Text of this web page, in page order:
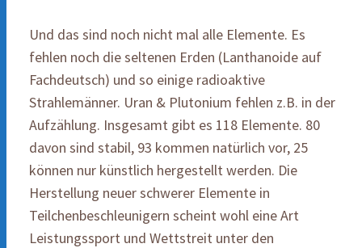
Und das sind noch nicht mal alle Elemente. Es
fehlen noch die seltenen Erden (Lanthanoide auf
Fachdeutsch) und so einige radioaktive
Strahlemänner. Uran & Plutonium fehlen z.B. in der
Aufzählung. Insgesamt gibt es 118 Elemente. 80
davon sind stabil, 93 kommen natürlich vor, 25
können nur künstlich hergestellt werden. Die
Herstellung neuer schwerer Elemente in
Teilchenbeschleunigern scheint wohl eine Art
Leistungssport und Wettstreit unter den